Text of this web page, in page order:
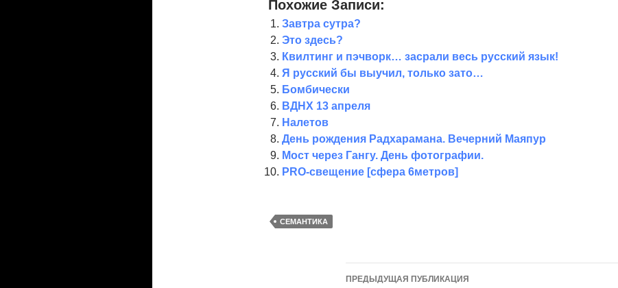
Похожие Записи:
Завтра сутра?
Это здесь?
Квилтинг и пэчворк… засрали весь русский язык!
Я русский бы выучил, только зато…
Бомбически
ВДНХ 13 апреля
Налетов
День рождения Радхарамана. Вечерний Маяпур
Мост через Гангу. День фотографии.
PRO-свещение [сфера 6метров]
СЕМАНТИКА
ПРЕДЫДУЩАЯ ПУБЛИКАЦИЯ